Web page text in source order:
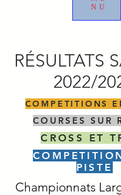
NU
RÉSULTATS
2022/
COMPETITIONS
COURSES SUR
CROSS ET
PISTE
Championnats